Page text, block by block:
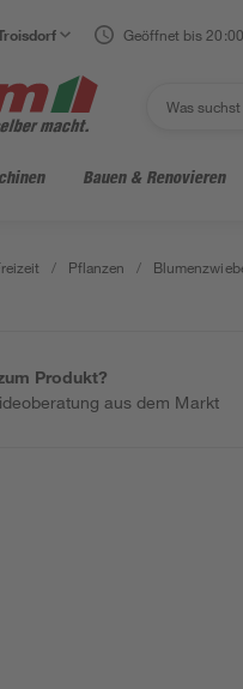
Geöffnet bis
Bauen & Renovieren
/ Pflanzen /
Produkt?
aus dem Markt